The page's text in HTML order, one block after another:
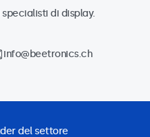
di display.
info@beetronics.ch
del settore